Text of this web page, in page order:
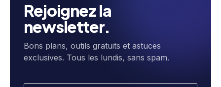
Rejoignez la
newsletter.
Bons plans, outils gratuits et astuces
exclusives. Tous les lundis, sans spam.